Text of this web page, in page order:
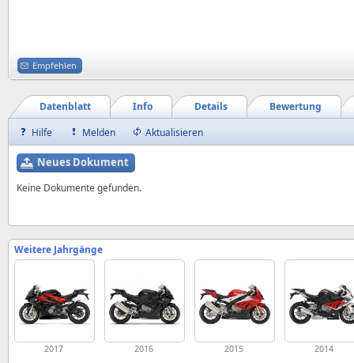
Empfehlen
Bewertung
Details
Info
Datenblatt
Hilfe
Melden Aktualisieren
Neues Dokument
Keine Dokumente gefunden.
Weitere Jahrgänge
2017 2016 2015 2014